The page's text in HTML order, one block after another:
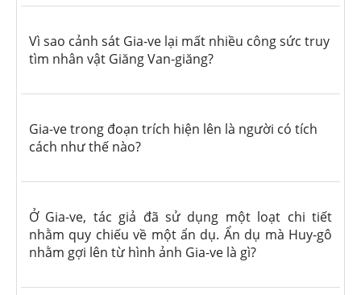
Vì sao cảnh sát Gia-ve lại mất nhiều công sức truy
tìm nhân vật Giăng Van-giăng?
Gia-ve trong đoạn trích hiện lên là người có tích
cách như thế nào?
Ở Gia-ve, tác giả đã sử dụng một loạt chi tiết
nhằm quy chiếu về một ẩn dụ. Ẩn dụ mà Huy-gô
nhằm gợi lên từ hình ảnh Gia-ve là gì?